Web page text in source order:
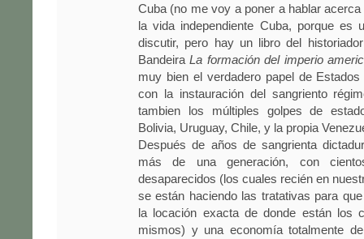
Cuba (no me voy a poner a hablar
la vida independiente Cuba, porque es
discutir, pero hay un libro del
BandeiraLa formación del imperio
muy bien el verdadero papel de
con la instauración del sangriento
tambien los múltiples golpes de
Bolivia, Uruguay, Chile, y la propia
Después de años de sangrienta
más de una generación, con
desaparecidos (los cuales recién en
se están haciendo las tratativas para
la locación exacta de donde están los
mismos) y una economía totalmente